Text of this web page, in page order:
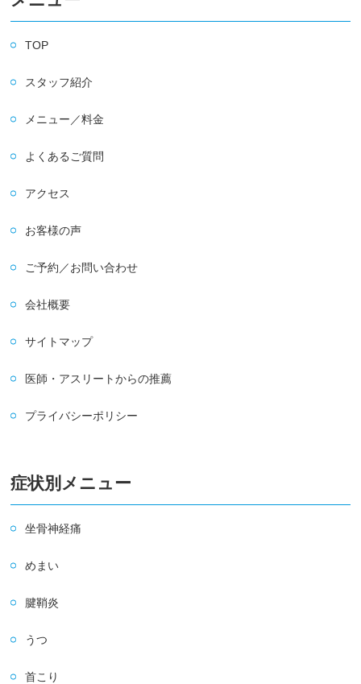
TOP
スタッフ紹介
メニュー／料金
よくあるご質問
アクセス
お客様の声
ご予約／お問い合わせ
会社概要
サイトマップ
医師・アスリートからの推薦
プライバシーポリシー
症状別メニュー
坐骨神経痛
めまい
腱鞘炎
うつ
首こり